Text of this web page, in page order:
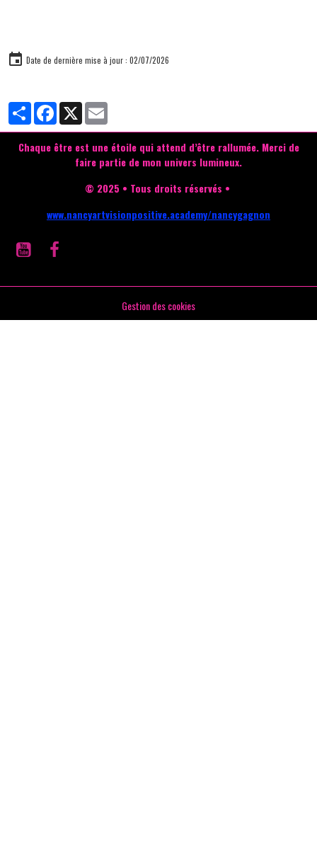
Date de dernière mise à jour : 02/07/2026
PartagerFacebook
X
Chaque être est une étoile qui attend d’être rallumée. Merci de
faire partie de mon univers lumineux.
© 2025 • Tous droits réservés •
www.nancyartvisionpositive.academy/nancygagnon
Gestion des cookies